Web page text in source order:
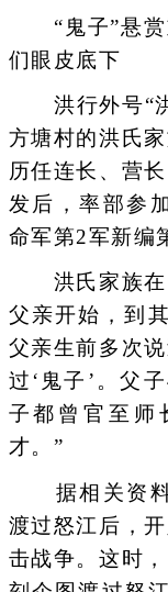
“鬼子”悬赏
们眼皮底下
洪行外号“洪
方塘村的洪氏
历任连长、营
发后，率部参
命军第2军新编
洪氏家族在
父亲开始，到
父亲生前多次
过‘鬼子’。父
子都曾官至师
才。”
据相关资料
渡过怒江后，
击战争。这时